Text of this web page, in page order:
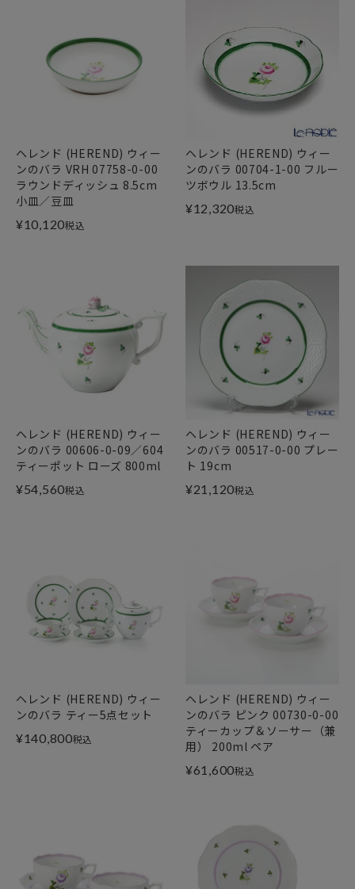
ヘレンド (HEREND) ウィー
ンのバラ VRH 07758-0-00
ラウンドディッシュ 8.5cm
小皿／豆皿
¥10,120税込
ヘレンド (HEREND) ウィー
ンのバラ 00704-1-00 フルー
ツボウル 13.5cm
¥12,320税込
ヘレンド (HEREND) ウィー
ンのバラ 00606-0-09／604
ティーポット ローズ 800ml
¥54,560税込
ヘレンド (HEREND) ウィー
ンのバラ 00517-0-00 プレー
ト 19cm
¥21,120税込
ヘレンド (HEREND) ウィー
ンのバラ ティー5点セット
¥140,800税込
ヘレンド (HEREND) ウィー
ンのバラ ピンク 00730-0-00
ティーカップ＆ソーサー（兼
用） 200ml ペア
¥61,600税込